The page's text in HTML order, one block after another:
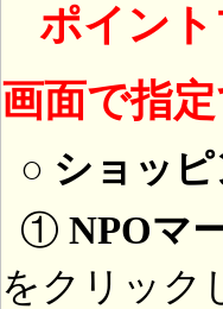
ポイン
画面で指
○ ショッ
① NPOマ
をクリック